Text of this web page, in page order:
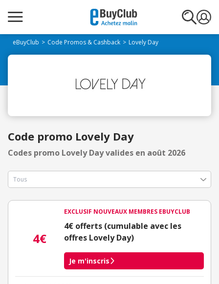
eBuyClub Code Promos & Cashback Lovely Day
Code promo Lovely Day
Codes promo Lovely Day valides en août 2026
4€
EXCLUSIF NOUVEAUX MEMBRES EBUYCLUB
4€ offerts (cumulable avec les
offres Lovely Day)
Je m'inscris